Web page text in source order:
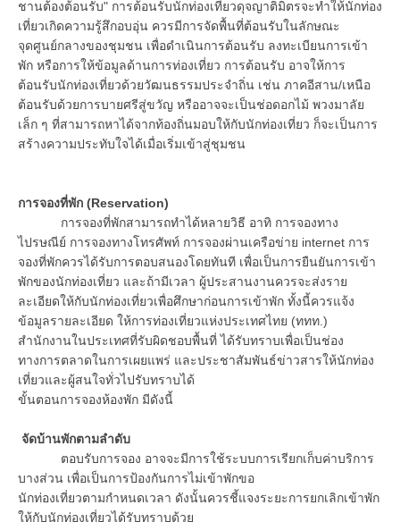
ชานต้องต้อนรับ" การต้อนรับนักท่องเที่ยวดุจญาติมิตรจะทำให้นักท่อง
เที่ยวเกิดความรู้สึกอบอุ่น ควรมีการจัดพื้นที่ต้อนรับในลักษณะ
จุดศูนย์กลางของชุมชน เพื่อดำเนินการต้อนรับ ลงทะเบียนการเข้า
พัก หรือการให้ข้อมูลด้านการท่องเที่ยว การต้อนรับ อาจให้การ
ต้อนรับนักท่องเที่ยวด้วยวัฒนธรรมประจำถิ่น เช่น ภาคอีสาน/เหนือ
ต้อนรับด้วยการบายศรีสู่ขวัญ หรืออาจจะเป็นช่อดอกไม้ พวงมาลัย
เล็ก ๆ ที่สามารถหาได้จากท้องถิ่นมอบให้กับนักท่องเที่ยว ก็จะเป็นการ
สร้างความประทับใจได้เมื่อเริ่มเข้าสู่ชุมชน
การจองที่พัก (Reservation)
การจองที่พักสามารถทำได้หลายวิธี อาทิ การจองทาง
ไปรษณีย์ การจองทางโทรศัพท์ การจองผ่านเครือข่าย internet การ
จองที่พักควรได้รับการตอบสนองโดยทันที เพื่อเป็นการยืนยันการเข้า
พักของนักท่องเที่ยว และถ้ามีเวลา ผู้ประสานงานควรจะส่งราย
ละเอียดให้กับนักท่องเที่ยวเพื่อศึกษาก่อนการเข้าพัก ทั้งนี้ควรแจ้ง
ข้อมูลรายละเอียด ให้การท่องเที่ยวแห่งประเทศไทย (ททท.)
สำนักงานในประเทศที่รับผิดชอบพื้นที่ ได้รับทราบเพื่อเป็นช่อง
ทางการตลาดในการเผยแพร่ และประชาสัมพันธ์ข่าวสารให้นักท่อง
เที่ยวและผู้สนใจทั่วไปรับทราบได้
ขั้นตอนการจองห้องพัก มีดังนี้
จัดบ้านพักตามลำดับ
ตอบรับการจอง อาจจะมีการใช้ระบบการเรียกเก็บค่าบริการ
บางส่วน เพื่อเป็นการป้องกันการไม่เข้าพักขอ
นักท่องเที่ยวตามกำหนดเวลา ดังนั้นควรชี้แจงระยะการยกเลิกเข้าพัก
ให้กับนักท่องเที่ยวได้รับทราบด้วย